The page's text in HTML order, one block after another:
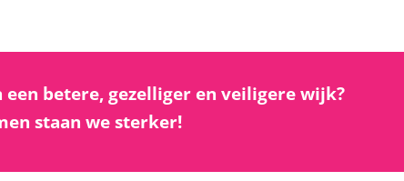
betere, gezelliger en veiligere wijk?
staan we sterker!